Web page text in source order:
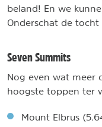
beland! En we
Onderschat de
Seven Summits
Nog even wat meer
hoogste toppen ter
Mount Elbrus